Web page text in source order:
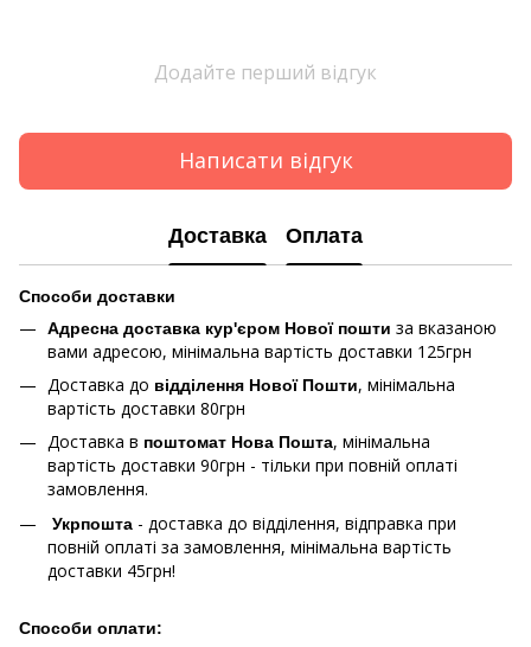
Додайте перший відгук
Написати відгук
Доставка Оплата
Способи доставки
Адресна доставка кур'єром Нової пошти за вказаною
вами адресою, мінімальна вартість доставки 125грн
Доставка до відділення Нової Пошти, мінімальна
вартість доставки 80грн
Доставка в поштомат Нова Пошта, мінімальна
вартість доставки 90грн - тільки при повній оплаті
замовлення.
Укрпошта - доставка до відділення, відправка при
повній оплаті за замовлення, мінімальна вартість
доставки 45грн!
Способи оплати: